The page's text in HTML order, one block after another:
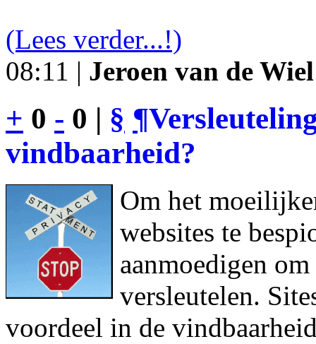
(Lees verder...!)
08:11 | Jeroen van de Wiel
+ 0 - 0 | § ¶
vindbaarheid?
Om het
websites te
aanmoedigen
versleutelen.
voordeel in de